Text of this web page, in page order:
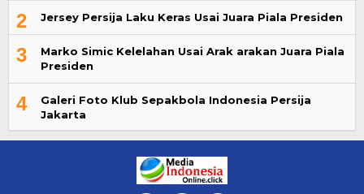
2 Jersey Persija Laku Keras Usai Juara Piala Presiden
3
Marko Simic Kelelahan Usai Arak arakan Juara Piala
Presiden
4
Galeri Foto Klub Sepakbola Indonesia Persija
Jakarta